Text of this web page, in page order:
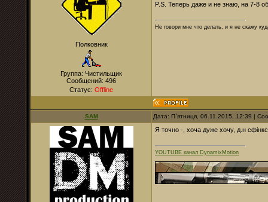
Полковник
Группа: Чистильщик
Сообщений: 496
Статус: Offline
P.S. Теперь даже и не знаю, на 7-8
Не говори мне что делать, и я не скажу
SAM Дата: П`ятниця, 06.11.2015, 12:39 |
Я точно -, хоча дуже хочу, д.н
YOUTUBE канал DynamixMotion